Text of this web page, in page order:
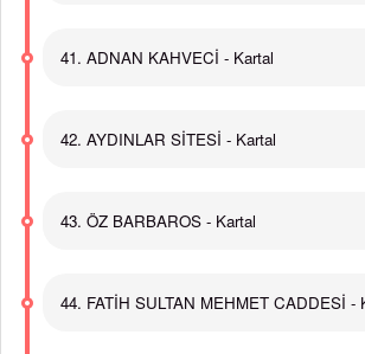
41. ADNAN KAHVECİ - Kartal
42. AYDINLAR SİTESİ - Kartal
43. ÖZ BARBAROS - Kartal
44. FATİH SULTAN MEHMET CADDESİ -